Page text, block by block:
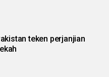
teken perjanjian